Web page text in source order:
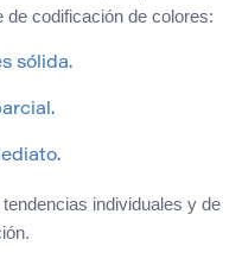
codificación de colores:
sólida.
individuales y de